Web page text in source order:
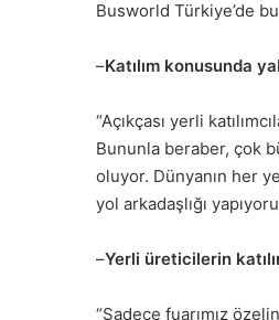
Busworld Türkiye’de
–Katılım konusunda
“Açıkçası yerli
Bununla beraber, çok
oluyor. Dünyanın her
yol arkadaşlığı
–Yerli üreticilerin
“Sadece fuarımız